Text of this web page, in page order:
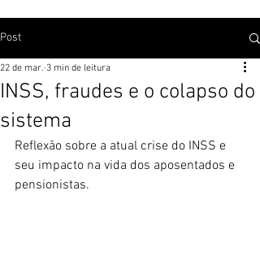
Post
INSS, fraudes e o colapso do
sistema
22 de mar. 3 min de leitura
Reflexão sobre a atual crise do INSS e
seu impacto na vida dos aposentados e
pensionistas.